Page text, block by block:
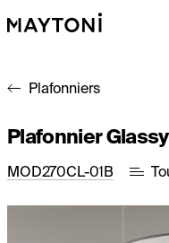
Plafonniers
Plafonnier Glassy
MOD270CL-01B